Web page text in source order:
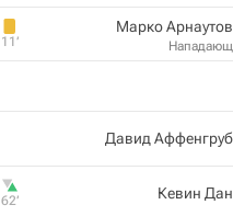
Марко
11‎’‎
Давид
Кевин
62‎’‎